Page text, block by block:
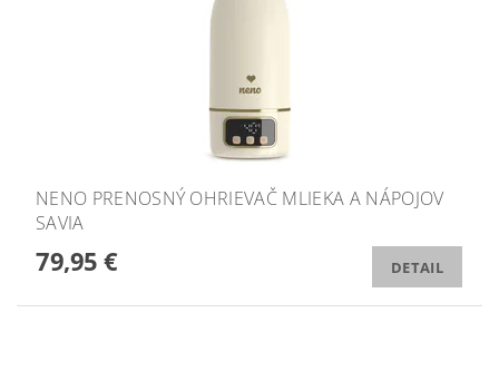
NENO PRENOSNÝ OHRIEVAČ MLIEKA A NÁPOJOV
SAVIA
79,95 € DETAIL